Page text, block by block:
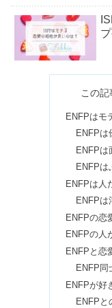
この記
ENFPはモ
ENFPは
ENFPは
ENFPは
ENFPは人
ENFPは
ENFPの恋
ENFPの人
ENFPと恋
ENFP同
ENFPが好
ENFPと